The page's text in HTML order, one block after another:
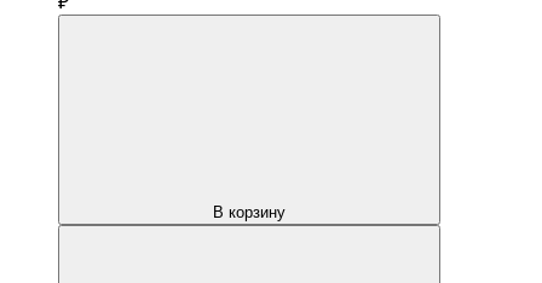
В корзину